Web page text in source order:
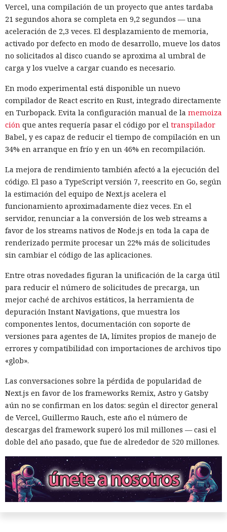
Vercel, una compilación de un proyecto que antes tardaba
21 segundos ahora se completa en 9,2 segundos — una
aceleración de 2,3 veces. El desplazamiento de memoria,
activado por defecto en modo de desarrollo, mueve los datos
no solicitados al disco cuando se aproxima al umbral de
carga y los vuelve a cargar cuando es necesario.
En modo experimental está disponible un nuevo
compilador de React escrito en Rust, integrado directamente
en Turbopack. Evita la configuración manual de la memoiza
ción que antes requería pasar el código por el transpilador
Babel, y es capaz de reducir el tiempo de compilación en un
34% en arranque en frío y en un 46% en recompilación.
La mejora de rendimiento también afectó a la ejecución del
código. El paso a TypeScript versión 7, reescrito en Go, según
la estimación del equipo de Next.js acelera el
funcionamiento aproximadamente diez veces. En el
servidor, renunciar a la conversión de los web streams a
favor de los streams nativos de Node.js en toda la capa de
renderizado permite procesar un 22% más de solicitudes
sin cambiar el código de las aplicaciones.
Entre otras novedades figuran la unificación de la carga útil
para reducir el número de solicitudes de precarga, un
mejor caché de archivos estáticos, la herramienta de
depuración Instant Navigations, que muestra los
componentes lentos, documentación con soporte de
versiones para agentes de IA, límites propios de manejo de
errores y compatibilidad con importaciones de archivos tipo
«glob».
Las conversaciones sobre la pérdida de popularidad de
Next.js en favor de los frameworks Remix, Astro y Gatsby
aún no se confirman en los datos: según el director general
de Vercel, Guillermo Rauch, este año el número de
descargas del framework superó los mil millones — casi el
doble del año pasado, que fue de alrededor de 520 millones.